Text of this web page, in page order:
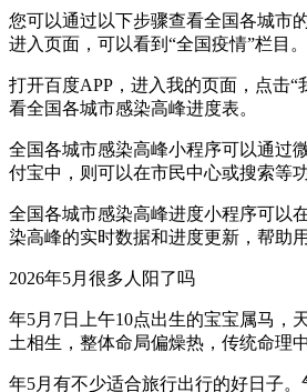
您可以通过以下步骤查看全国各城市
进入页面，可以看到“全国疫情”栏目。
打开百度APP，进入我的页面，点击
看全国各城市感染高峰进度表。
全国各城市感染高峰小程序可以通过
付宝中，则可以在市民中心或搜索等
全国各城市感染高峰进度小程序可以
染高峰的实时数据和进度更新，帮助
2026年5月很多人阳了吗
年5月7日上午10点出生的宝宝属马，
土相生，整体命局偏燥热，传统命理
年5月有不少适合旅行出行的好日子